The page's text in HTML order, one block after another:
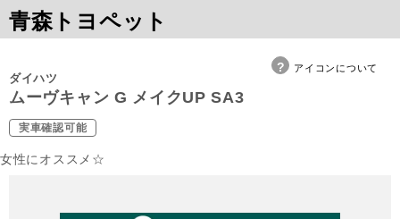
青森トヨペット
アイコンについて
ダイハツ
ムーヴキャン G メイクUP SA3
実車確認可能
女性にオススメ☆